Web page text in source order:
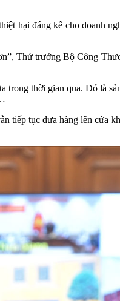
hại đáng kể cho doanh
Thứ trưởng Bộ Công
trong thời gian qua. Đó là
tiếp tục đưa hàng lên cửa